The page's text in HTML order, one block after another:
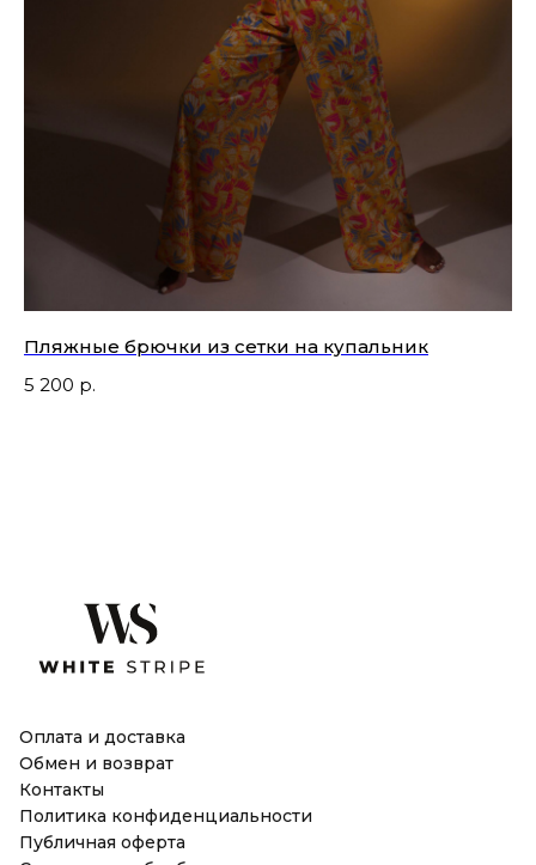
Пляжные брючки из сетки на купальник
5 200 р.
Оплата и доставка
Обмен и возврат
Контакты
Политика конфиденциальности
Публичная оферта